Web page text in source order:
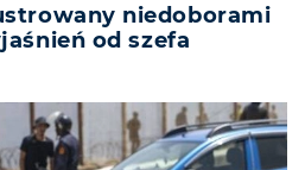
niedoborami
od szefa